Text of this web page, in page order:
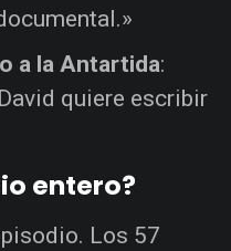
a la Antartida:
quiere escribir
entero?
Los 57